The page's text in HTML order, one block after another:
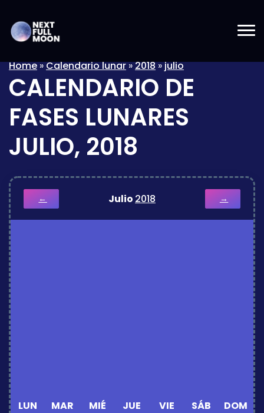
Home»Calendario lunar»2018»julio
CALENDARIO DE
FASES LUNARES
JULIO, 2018
← Julio 2018 →
LUN MAR MIÉ JUE VIE SÁB
DOM